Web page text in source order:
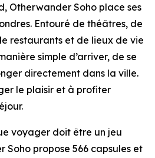
Otherwander Soho place ses
Entouré de théâtres, de
restaurants et de lieux de vie
simple d’arriver, de se
directement dans la ville.
le plaisir et à profiter
voyager doit être un jeu
Soho propose 566 capsules et